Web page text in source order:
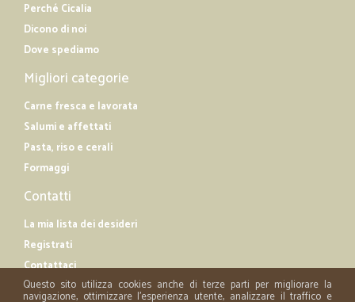
Perché Cicalia
Dicono di noi
Dove spediamo
Migliori categorie
Carne fresca e lavorata
Salumi e affettati
Pasta, riso e cerali
Formaggi
Contatti
La mia lista dei desideri
Registrati
Contattaci
Questo sito utilizza cookies anche di terze parti per migliorare la
navigazione, ottimizzare l'esperienza utente, analizzare il traffico e